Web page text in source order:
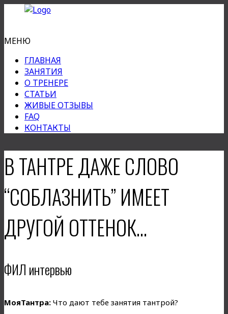
МЕНЮ
ГЛАВНАЯ
ЗАНЯТИЯ
О ТРЕНЕРЕ
СТАТЬИ
ЖИВЫЕ ОТЗЫВЫ
FAQ
КОНТАКТЫ
В ТАНТРЕ ДАЖЕ СЛОВО
“СОБЛАЗНИТЬ” ИМЕЕТ
ДРУГОЙ ОТТЕНОК…
ФИЛ интервью
МояТантра: Что дают тебе занятия тантрой?